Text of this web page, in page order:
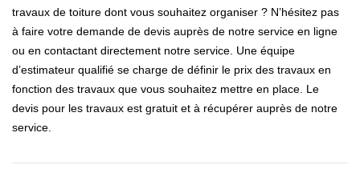
travaux de toiture dont vous souhaitez organiser ? N’hésitez pas
à faire votre demande de devis auprès de notre service en ligne
ou en contactant directement notre service. Une équipe
d’estimateur qualifié se charge de définir le prix des travaux en
fonction des travaux que vous souhaitez mettre en place. Le
devis pour les travaux est gratuit et à récupérer auprès de notre
service.